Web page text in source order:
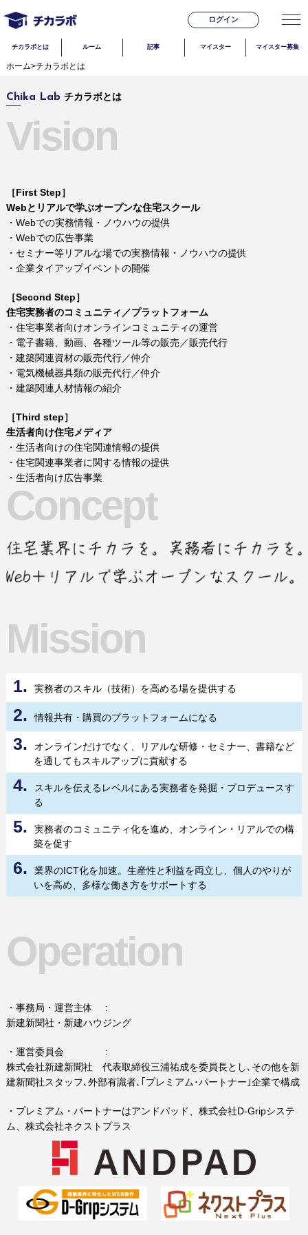
ログイン
チカラボとは ルーム 記事 マイスター マイスター募集
ホーム>チカラボとは
Chika Lab チカラボとは
Vision
［First Step］
Webとリアルで学ぶオープンな住宅スクール
・Webでの実務情報・ノウハウの提供
・Webでの広告事業
・セミナー等リアルな場での実務情報・ノウハウの提供
・企業タイアップイベントの開催
［Second Step］
住宅実務者のコミュニティ／プラットフォーム
・住宅事業者向けオンラインコミュニティの運営
・電子書籍、動画、各種ツール等の販売／販売代行
・建築関連資材の販売代行／仲介
・電気機械器具類の販売代行／仲介
・建築関連人材情報の紹介
［Third step］
生活者向け住宅メディア
・生活者向けの住宅関連情報の提供
・住宅関連事業者に関する情報の提供
・生活者向け広告事業
Concept
Mission
1. 実務者のスキル（技術）を高める場を提供する
2. 情報共有・購買のプラットフォームになる
3.
オンラインだけでなく、リアルな研修・セミナー、書籍など
を通してもスキルアップに貢献する
4.
スキルを伝えるレベルにある実務者を発掘・プロデュースす
る
5.
実務者のコミュニティ化を進め、オンライン・リアルでの構
築を促す
6.
業界のICT化を加速。生産性と利益を両立し、個人のやりが
いを高め、多様な働き方をサポートする
Operation
・事務局・運営主体 :
新建新聞社・新建ハウジング
・運営委員会 :
株式会社新建新聞社 代表取締役三浦祐成を委員長とし､その他を新
建新聞社スタッフ､外部有識者､｢プレミアム･パートナー｣企業で構成
・プレミアム・パートナーはアンドパッド、株式会社D-Gripシステ
ム、株式会社ネクストプラス